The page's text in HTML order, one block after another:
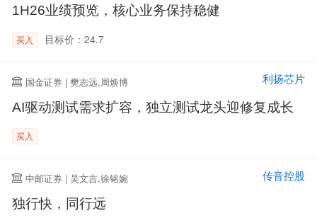
1H26业绩预览，核心业务保持稳健
买入 目标价：24.7
国金证券 | 樊志远,周焕博 利扬芯片
AI驱动测试需求扩容，独立测试龙头迎修复成长
买入
中邮证券 | 吴文吉,徐铭婉 传音控股
独行快，同行远